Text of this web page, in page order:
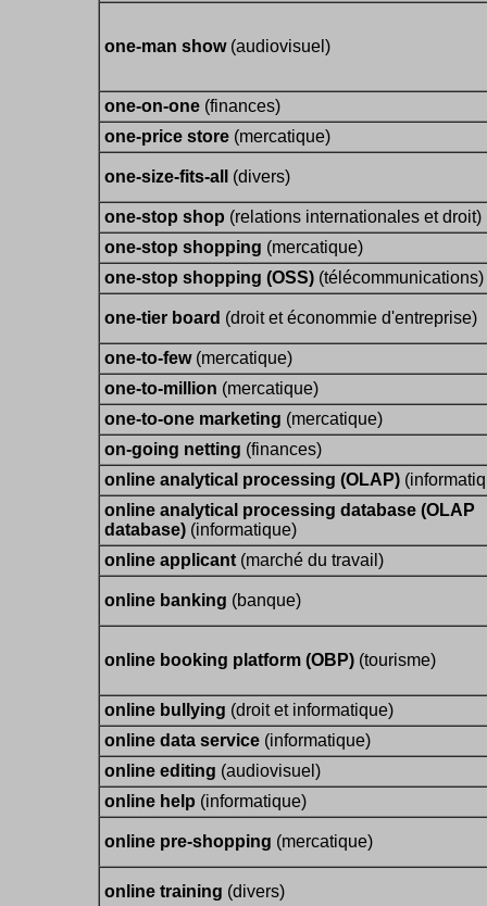
one-man show (audiovisuel)
one-on-one (finances)
one-price store (mercatique)
one-size-fits-all (divers)
one-stop shop (relations internationales et droit)
one-stop shopping (mercatique)
one-stop shopping (OSS) (télécommunications)
one-tier board (droit et économmie d'entreprise)
one-to-few(mercatique)
one-to-million (mercatique)
one-to-one marketing (mercatique)
on-going netting (finances)
online analytical processing (OLAP)
online analytical processing database (OLAP
database) (informatique)
online applicant (marché du travail)
online banking (banque)
online booking platform (OBP) (tourisme)
online bullying (droit et informatique)
online data service (informatique)
online editing (audiovisuel)
online help (informatique)
online pre-shopping (mercatique)
online training (divers)